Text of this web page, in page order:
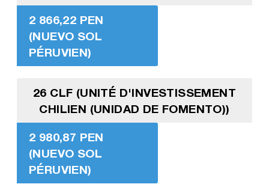
2 866,22 PEN
(NUEVO SOL
PÉRUVIEN)
26 CLF (UNITÉ D'INVESTISSEMENT
CHILIEN (UNIDAD DE FOMENTO))
2 980,87 PEN
(NUEVO SOL
PÉRUVIEN)